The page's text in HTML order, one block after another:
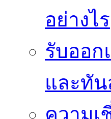
อย่างไร
รับออก
และทั
ความเ